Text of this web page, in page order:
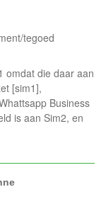
tegoed
omdat die daar aan
[sim1],
Business
is aan Sim2, en